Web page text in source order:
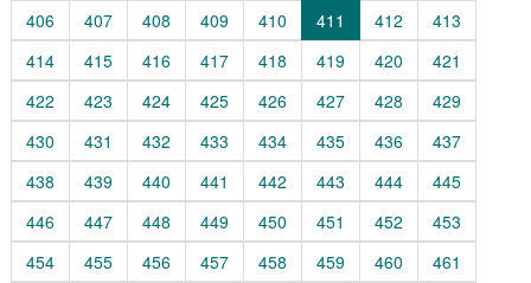
406 407 408 409 410 411 412
413
414
415 416 417 418 419 420
421
422
423 424 425 426 427 428
429
430
431 432 433 434 435 436
437
438
439 440 441 442 443 444
445
446
447 448 449 450 451 452
453
454
455 456 457 458 459 460
461